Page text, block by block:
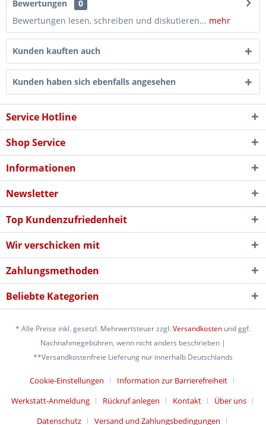
Bewertungen
0
Bewertungen lesen, schreiben und diskutieren... mehr
Kunden kauften auch
Kunden haben sich ebenfalls angesehen
Service Hotline
Shop Service
Informationen
Newsletter
Top Kundenzufriedenheit
Wir verschicken mit
Zahlungsmethoden
Beliebte Kategorien
* Alle Preise inkl. gesetzl. Mehrwertsteuer zzgl.Versandkosten und ggf.
Nachnahmegebühren, wenn nicht anders beschrieben |
**Versandkostenfreie Lieferung nur innerhalb Deutschlands
Cookie-Einstellungen
Information zur Barrierefreiheit
Werkstatt-Anmeldung
Rückruf anlegen Kontakt
Über uns
Datenschutz
Versand und Zahlungsbedingungen